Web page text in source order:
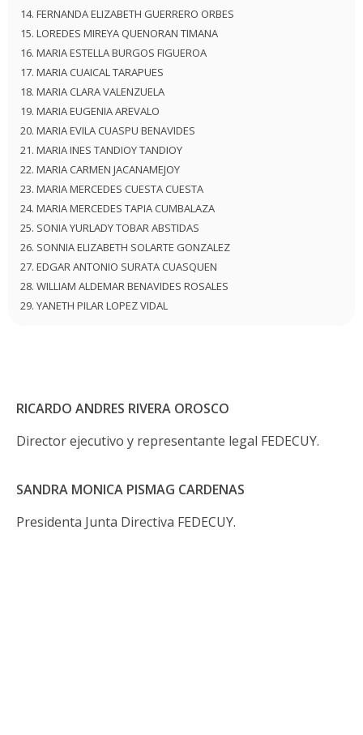
FERNANDA ELIZABETH GUERRERO ORBES
LOREDES MIREYA QUENORAN TIMANA
MARIA ESTELLA BURGOS FIGUEROA
MARIA CUAICAL TARAPUES
MARIA CLARA VALENZUELA
MARIA EUGENIA AREVALO
MARIA EVILA CUASPU BENAVIDES
MARIA INES TANDIOY TANDIOY
MARIA CARMEN JACANAMEJOY
MARIA MERCEDES CUESTA CUESTA
MARIA MERCEDES TAPIA CUMBALAZA
SONIA YURLADY TOBAR ABSTIDAS
SONNIA ELIZABETH SOLARTE GONZALEZ
EDGAR ANTONIO SURATA CUASQUEN
WILLIAM ALDEMAR BENAVIDES ROSALES
YANETH PILAR LOPEZ VIDAL
RICARDO ANDRES RIVERA OROSCO
Director ejecutivo y representante legal FEDECUY.
SANDRA MONICA PISMAG CARDENAS
Presidenta Junta Directiva FEDECUY.